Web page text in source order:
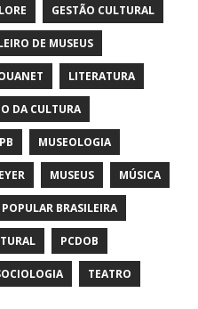
GESTÃO CULTURAL
DE MUSEUS
LITERATURA
DA CULTURA
MUSEOLOGIA
MUSEUS MÚSICA
BRASILEIRA
PCDOB
TEATRO